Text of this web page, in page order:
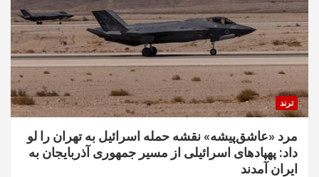
ترند
مرد «عاشق‌پیشه» نقشه حمله اسرائیل به تهران را لو
داد: پهپادهای اسرائیلی از مسیر جمهوری آذربایجان به
ایران آمدند